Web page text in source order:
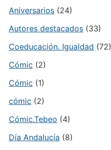
Aniversarios(24)
Autores destacados(33)
Coeducación. Igualdad (72)
Cómic (2)
Cómic (1)
cómic (2)
Cómic.Tebeo (4)
Día Andalucía (8)